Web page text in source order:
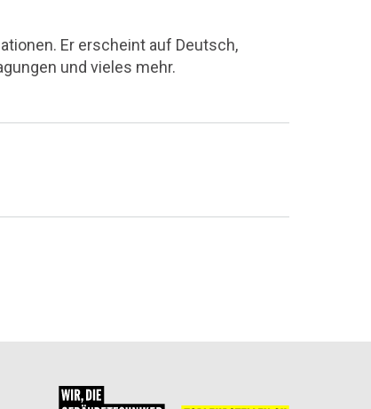
Er erscheint auf Deutsch,
und vieles mehr.